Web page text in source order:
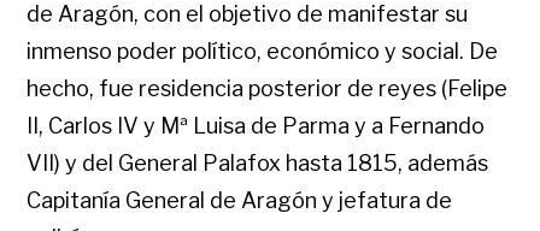
de Aragón, con el objetivo de manifestar su
inmenso poder político, económico y social. De
hecho, fue residencia posterior de reyes (Felipe
II, Carlos IV y Mª Luisa de Parma y a Fernando
VII) y del General Palafox hasta 1815, además
Capitanía General de Aragón y jefatura de